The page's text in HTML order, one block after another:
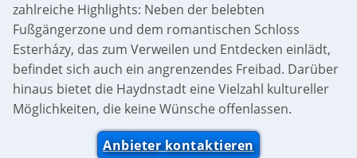
zahlreiche Highlights: Neben der belebten
Fußgängerzone und dem romantischen Schloss
Esterházy, das zum Verweilen und Entdecken einlädt,
befindet sich auch ein angrenzendes Freibad. Darüber
hinaus bietet die Haydnstadt eine Vielzahl kultureller
Möglichkeiten, die keine Wünsche offenlassen.
Anbieter kontaktieren